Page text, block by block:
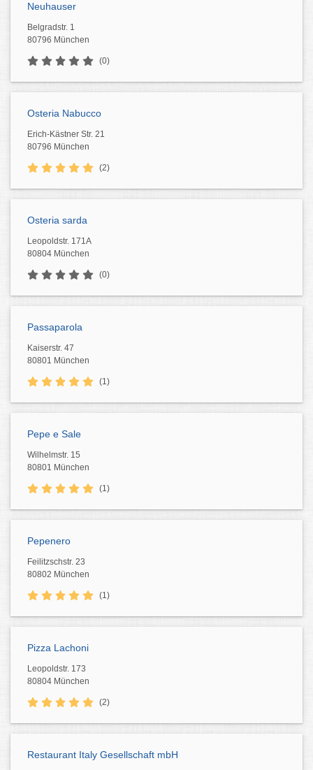
Neuhauser
Belgradstr. 1
80796 München
(0)
Osteria Nabucco
Erich-Kästner Str. 21
80796 München
(2)
Osteria sarda
Leopoldstr. 171A
80804 München
(0)
Passaparola
Kaiserstr. 47
80801 München
(1)
Pepe e Sale
Wilhelmstr. 15
80801 München
(1)
Pepenero
Feilitzschstr. 23
80802 München
(1)
Pizza Lachoni
Leopoldstr. 173
80804 München
(2)
Restaurant Italy Gesellschaft mbH